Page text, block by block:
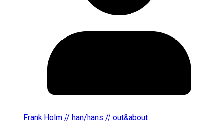
Frank Holm // han/hans // out&about